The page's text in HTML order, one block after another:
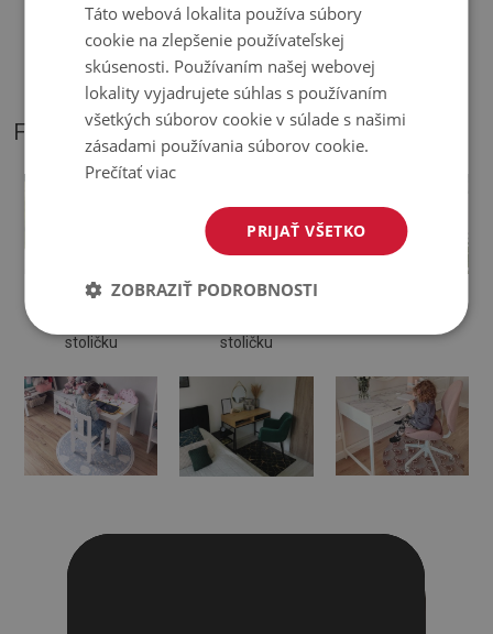
Podložka je určená na použitie na tvrdom povrchu. Pri
položení na mäkký povrch sa môže ohnúť a posunúť.
FOTOGRAFIE NÁŠHO PRODUKTU
Ochranná
stoličku
Podložka na
stoličku
Táto webová lokalita používa súbory
cookie na zlepšenie používateľskej
skúsenosti. Používaním našej webovej
lokality vyjadrujete súhlas s používaním
všetkých súborov cookie v súlade s našimi
zásadami používania súborov cookie.
Prečítať viac
PRIJAŤ VŠETKO
ZOBRAZIŤ PODROBNOSTI